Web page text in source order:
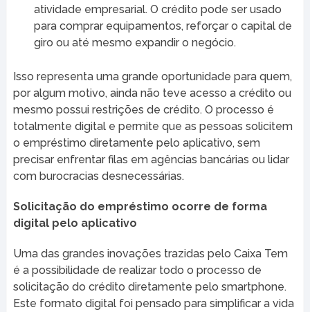
atividade empresarial. O crédito pode ser usado
para comprar equipamentos, reforçar o capital de
giro ou até mesmo expandir o negócio.
Isso representa uma grande oportunidade para quem,
por algum motivo, ainda não teve acesso a crédito ou
mesmo possui restrições de crédito. O processo é
totalmente digital e permite que as pessoas solicitem
o empréstimo diretamente pelo aplicativo, sem
precisar enfrentar filas em agências bancárias ou lidar
com burocracias desnecessárias.
Solicitação do empréstimo ocorre de forma
digital pelo aplicativo
Uma das grandes inovações trazidas pelo Caixa Tem
é a possibilidade de realizar todo o processo de
solicitação do crédito diretamente pelo smartphone.
Este formato digital foi pensado para simplificar a vida